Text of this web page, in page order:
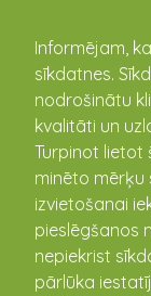
Informējam,
sīkdatnes.
nodrošinātu
kvalitāti un
Turpinot lietot
minēto mērķu
izvietošanai
pieslēgšanos
nepiekrist
pārlūka
kandava.lv